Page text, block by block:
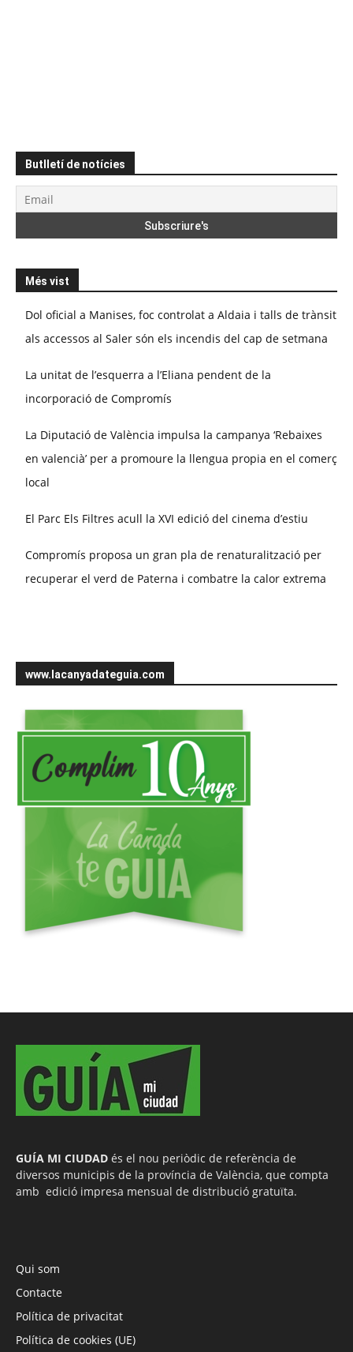
Butlletí de notícies
Més vist
Dol oficial a Manises, foc controlat a Aldaia i talls de trànsit
als accessos al Saler són els incendis del cap de setmana
La unitat de l’esquerra a l’Eliana pendent de la
incorporació de Compromís
La Diputació de València impulsa la campanya ‘Rebaixes
en valencià’ per a promoure la llengua propia en el comerç
local
El Parc Els Filtres acull la XVI edició del cinema d’estiu
Compromís proposa un gran pla de renaturalització per
recuperar el verd de Paterna i combatre la calor extrema
www.lacanyadateguia.com
GUÍA MI CIUDAD és el nou periòdic de referència de
diversos municipis de la província de València, que compta
amb edició impresa mensual de distribució gratuïta.
Qui som
Contacte
Política de privacitat
Política de cookies (UE)